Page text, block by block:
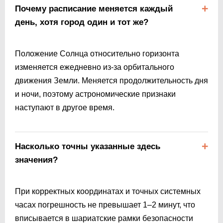
Почему расписание меняется каждый
день, хотя город один и тот же?
Положение Солнца относительно горизонта
изменяется ежедневно из-за орбитального
движения Земли. Меняется продолжительность дня
и ночи, поэтому астрономические признаки
наступают в другое время.
Насколько точны указанные здесь
значения?
При корректных координатах и точных системных
часах погрешность не превышает 1–2 минут, что
вписывается в шариатские рамки безопасности